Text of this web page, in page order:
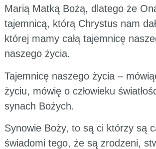
Marią Matką Bożą, dlatego że
tajemnicą, którą Chrystus nam
której mamy całą tajemnicę
naszego życia.
Tajemnicę naszego życia –
życiu, mówię o człowieku
synach Bożych.
Synowie Boży, to są ci którzy są
świadomi tego, że są zrodzeni,